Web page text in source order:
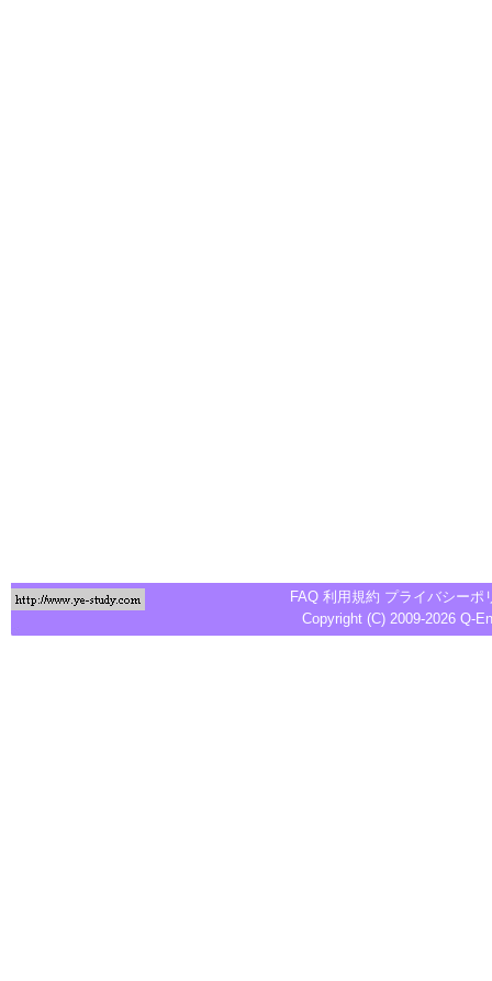
FAQ 利用規約 プライバシーポ
Copyright (C) 2009-2026 Q-